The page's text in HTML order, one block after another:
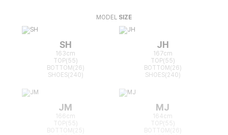
MODEL SIZE
SH
163cm
TOP(55)
BOTTOM(26)
SHOES(240)
JH
167cm
TOP(55)
BOTTOM(26)
SHOES(240)
JM
166cm
TOP(55)
BOTTOM(25)
MJ
164cm
TOP(55)
BOTTOM(26)